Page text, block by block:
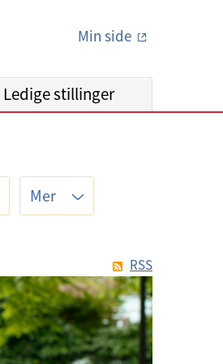
Min side
Ledige stillinger
Mer
RSS